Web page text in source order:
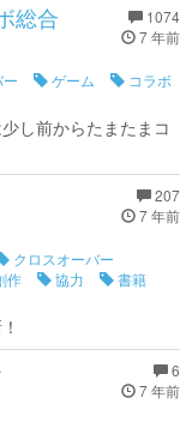
1074
7 年前
総合
ゲーム
コラボ
し前からたまたまコ
207
7 年前
クロスオーバー
作 協力
書籍
！
6
7 年前